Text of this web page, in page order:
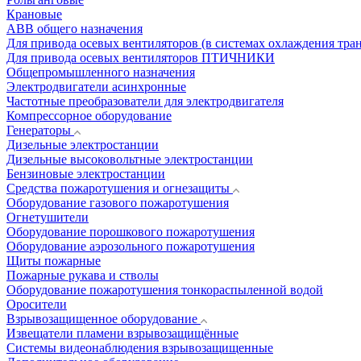
Крановые
АВВ общего назначения
Для привода осевых вентиляторов (в системах охлаждения
Для привода осевых вентиляторов ПТИЧНИКИ
Общепромышленного назначения
Электродвигатели асинхронные
Частотные преобразователи для электродвигателя
Компрессорное оборудование
Генераторы
Дизельные электростанции
Дизельные высоковольтные электростанции
Бензиновые электростанции
Средства пожаротушения и огнезащиты
Оборудование газового пожаротушения
Огнетушители
Оборудование порошкового пожаротушения
Оборудование аэрозольного пожаротушения
Щиты пожарные
Пожарные рукава и стволы
Оборудование пожаротушения тонкораспыленной водой
Оросители
Взрывозащищенное оборудование
Извещатели пламени взрывозащищённые
Системы видеонаблюдения взрывозащищенные